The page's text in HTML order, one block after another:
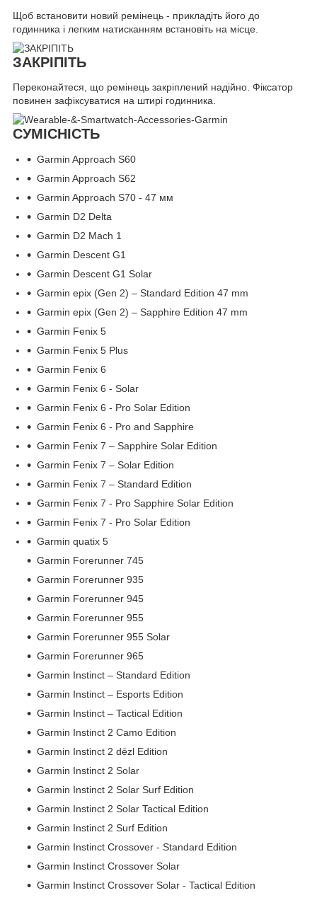
Щоб встановити новий ремінець - прикладіть його до
годинника і легким натисканням встановіть на місце.
ЗАКРІПІТЬ
Переконайтеся, що ремінець закріплений надійно. Фіксатор
повинен зафіксуватися на штирі годинника.
СУМІСНІСТЬ
Garmin Approach S60
Garmin Approach S62
Garmin Approach S70 - 47 мм
Garmin D2 Delta
Garmin D2 Mach 1
Garmin Descent G1
Garmin Descent G1 Solar
Garmin epix (Gen 2) – Standard Edition 47 mm
Garmin epix (Gen 2) – Sapphire Edition 47 mm
Garmin Fenix 5
Garmin Fenix 5 Plus
Garmin Fenix 6
Garmin Fenix 6 - Solar
Garmin Fenix 6 - Pro Solar Edition
Garmin Fenix 6 - Pro and Sapphire
Garmin Fenix 7 – Sapphire Solar Edition
Garmin Fenix 7 – Solar Edition
Garmin Fenix 7 – Standard Edition
Garmin Fenix 7 - Pro Sapphire Solar Edition
Garmin Fenix 7 - Pro Solar Edition
Garmin quatix 5
Garmin Forerunner 745
Garmin Forerunner 935
Garmin Forerunner 945
Garmin Forerunner 955
Garmin Forerunner 955 Solar
Garmin Forerunner 965
Garmin Instinct – Standard Edition
Garmin Instinct – Esports Edition
Garmin Instinct – Tactical Edition
Garmin Instinct 2 Camo Edition
Garmin Instinct 2 dēzl Edition
Garmin Instinct 2 Solar
Garmin Instinct 2 Solar Surf Edition
Garmin Instinct 2 Solar Tactical Edition
Garmin Instinct 2 Surf Edition
Garmin Instinct Crossover - Standard Edition
Garmin Instinct Crossover Solar
Garmin Instinct Crossover Solar - Tactical Edition